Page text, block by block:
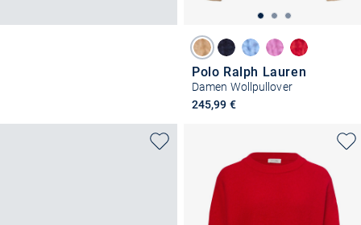
Polo Ralph Lauren
Damen Wollpullover
245,99 €